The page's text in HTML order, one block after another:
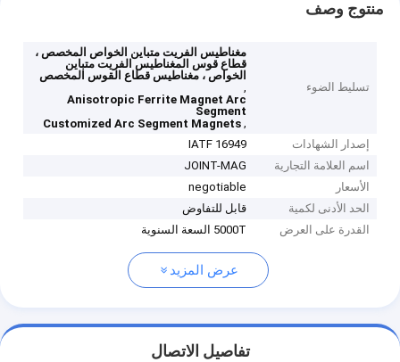
منتوج وصف
تسليط الضوء
مغناطيس الفريت متباين الخواص المخصص ،
قطاع قوس المغناطيس الفريت متباين
الخواص ، مغناطيس قطاع القوس المخصص
,
Anisotropic Ferrite Magnet Arc
Segment
,
Customized Arc Segment Magnets
إصدار الشهادات
IATF 16949
اسم العلامة التجارية
JOINT-MAG
الأسعار
negotiable
الحد الأدنى لكمية
قابل للتفاوض
القدرة على العرض
5000T السعة السنوية
عرض المزيد
تفاصيل الاتصال